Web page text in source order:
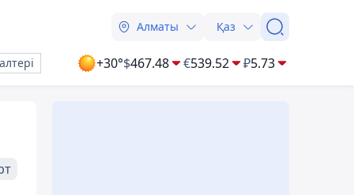
Алматы Қаз
+30°$467.48 €539.52 ₽5.73